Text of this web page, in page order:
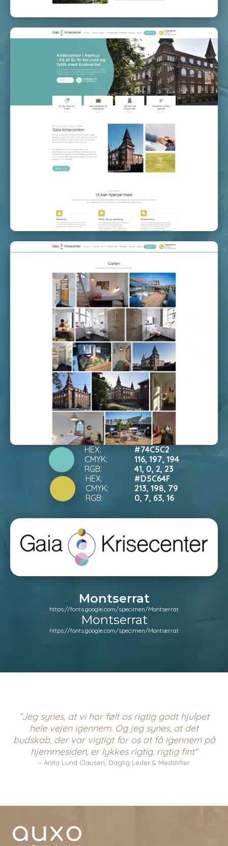
HEX:
#74C5C2
CMYK:
116, 197, 194
RGB:
41, 0, 2, 23
HEX:
#D5C64F
CMYK:
213, 198, 79
RGB:
0, 7, 63, 16
Montserrat
https://fonts.google.com/specimen/Montserrat
Montserrat
https://fonts.google.com/specimen/Montserrat
”Jeg synes, at vi har følt os rigtig godt hjulpet
hele vejen igennem. Og jeg synes, at det
budskab, der var vigtigt for os at få igennem på
hjemmesiden, er lykkes rigtig, rigtig fint"
– Anita Lund Clausen, Daglig Leder & Medstifter